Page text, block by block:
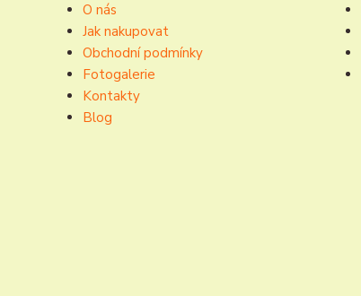
O nás
Jak nakupovat
Obchodní podmínky
Fotogalerie
Kontakty
Blog